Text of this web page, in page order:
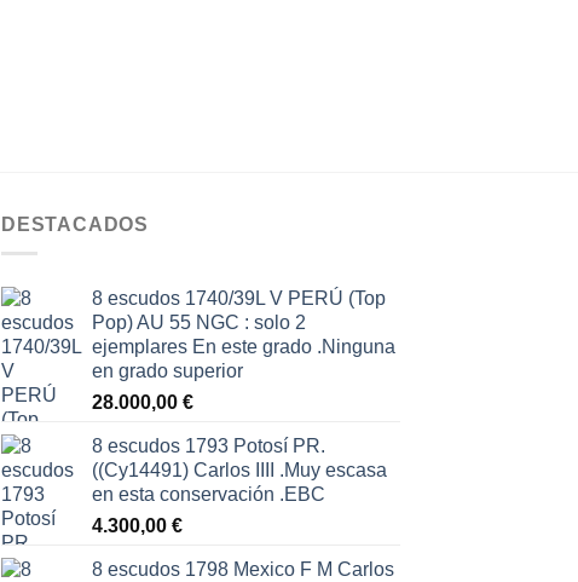
DESTACADOS
8 escudos 1740/39L V PERÚ (Top
Pop) AU 55 NGC : solo 2
ejemplares En este grado .Ninguna
en grado superior
28.000,00 €
8 escudos 1793 Potosí PR.
((Cy14491) Carlos IIII .Muy escasa
en esta conservación .EBC
4.300,00 €
8 escudos 1798 Mexico F M Carlos